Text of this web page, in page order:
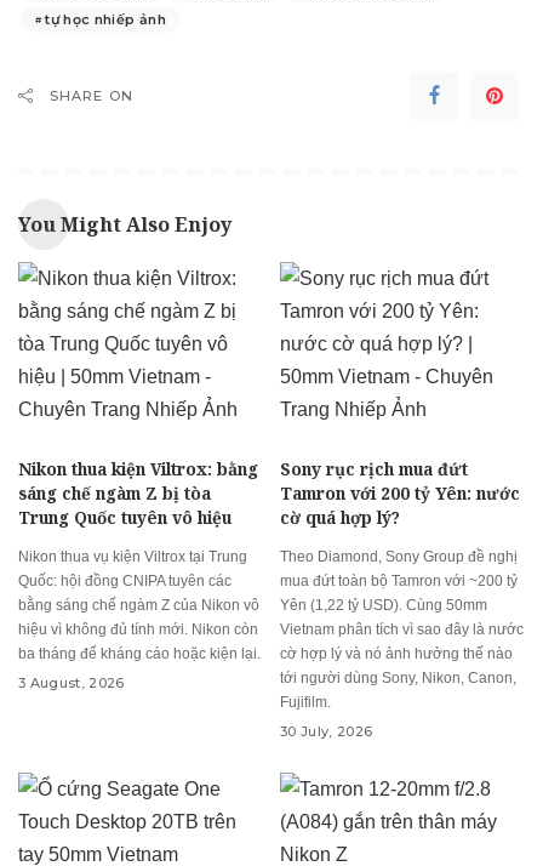
tự học nhiếp ảnh
SHARE ON
You Might Also Enjoy
Nikon thua kiện Viltrox: bằng
sáng chế ngàm Z bị tòa
Trung Quốc tuyên vô hiệu
Nikon thua vụ kiện Viltrox tại Trung
Quốc: hội đồng CNIPA tuyên các
bằng sáng chế ngàm Z của Nikon vô
hiệu vì không đủ tính mới. Nikon còn
ba tháng để kháng cáo hoặc kiện lại.
3 August, 2026
Sony rục rịch mua đứt
Tamron với 200 tỷ Yên: nước
cờ quá hợp lý?
Theo Diamond, Sony Group đề nghị
mua đứt toàn bộ Tamron với ~200 tỷ
Yên (1,22 tỷ USD). Cùng 50mm
Vietnam phân tích vì sao đây là nước
cờ hợp lý và nó ảnh hưởng thế nào
tới người dùng Sony, Nikon, Canon,
Fujifilm.
30 July, 2026